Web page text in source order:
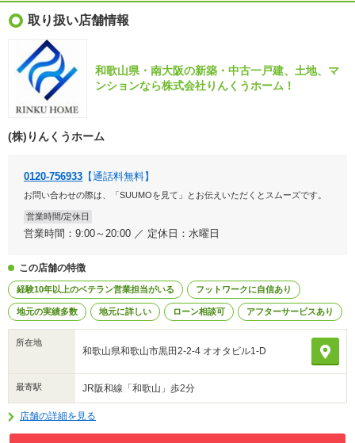
取り扱い店舗情報
和歌山県・南大阪の新築・中古一戸建、土地、マ
ンションなら株式会社りんくうホーム！
(株)りんくうホーム
0120-756933 【通話料無料】
お問い合わせの際は、「SUUMOを見て」とお伝えいただくとスムーズです。
営業時間/定休日
営業時間：9:00～20:00 ／ 定休日：水曜日
この店舗の特徴
経験10年以上のベテラン営業担当がいる フットワークに自信あり
地元の実績多数 地元に詳しい ローン相談可 アフターサービスあり
所在地
和歌山県和歌山市黒田2-2-4 オオタビル1-D
最寄駅 JR阪和線「和歌山」歩2分
店舗の詳細を見る